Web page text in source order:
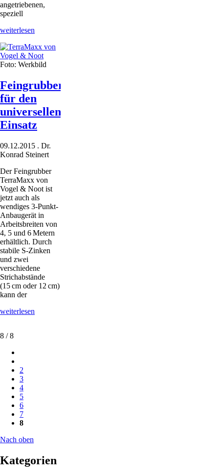
angetriebenen,
speziell
weiterlesen
abhobeln
Foto: Werkbild
Feingrubber
für den
universellen
Einsatz
09.12.2015 . Dr.
Konrad Steinert
Der Feingrubber
TerraMaxx von
Vogel & Noot ist
jetzt auch als
wendiges 3-Punkt-
Anbaugerät in
Arbeitsbreiten von
4, 5 und 6 Metern
erhältlich. Durch
stabile S-Zinken
und zwei
verschiedene
Strichabstände
(15 cm oder 12 cm)
kann der
weiterlesen
8 / 8
2
3
4
5
6
7
8
Nach oben
Kategorien